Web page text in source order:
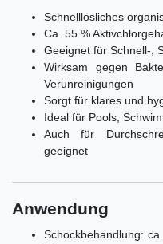
Schnelllösliches
Ca. 55 %
Geeignet für Schnell-,
Wirksam gegen
Verunreinigungen
Sorgt für klares und
Ideal für Pools,
Auch für
geeignet
Anwendung
Schockbehandlung: